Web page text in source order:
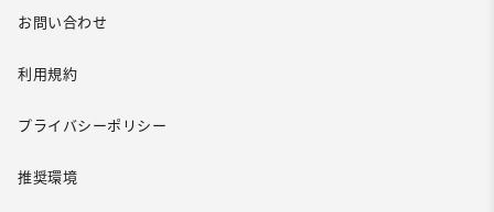
お問い合わせ
利用規約
プライバシーポリシー
推奨環境